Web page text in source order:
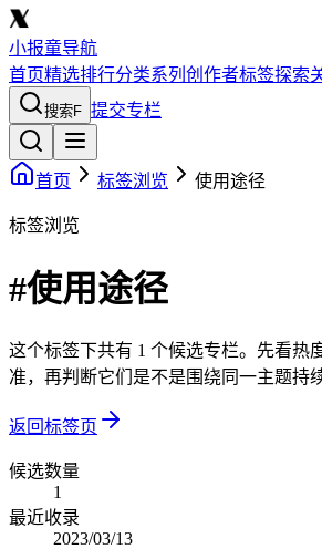
小报童导航
首页精选排行分类系列 创作者标签探索
搜索F 提交专栏
首页 标签浏览 使用途径
标签浏览
#使用途径
这个标签下共有 1 个候选专栏。先看热
准，再判断它们是不是围绕同一主题持
返回标签页
候选数量
1
最近收录
2023/03/13